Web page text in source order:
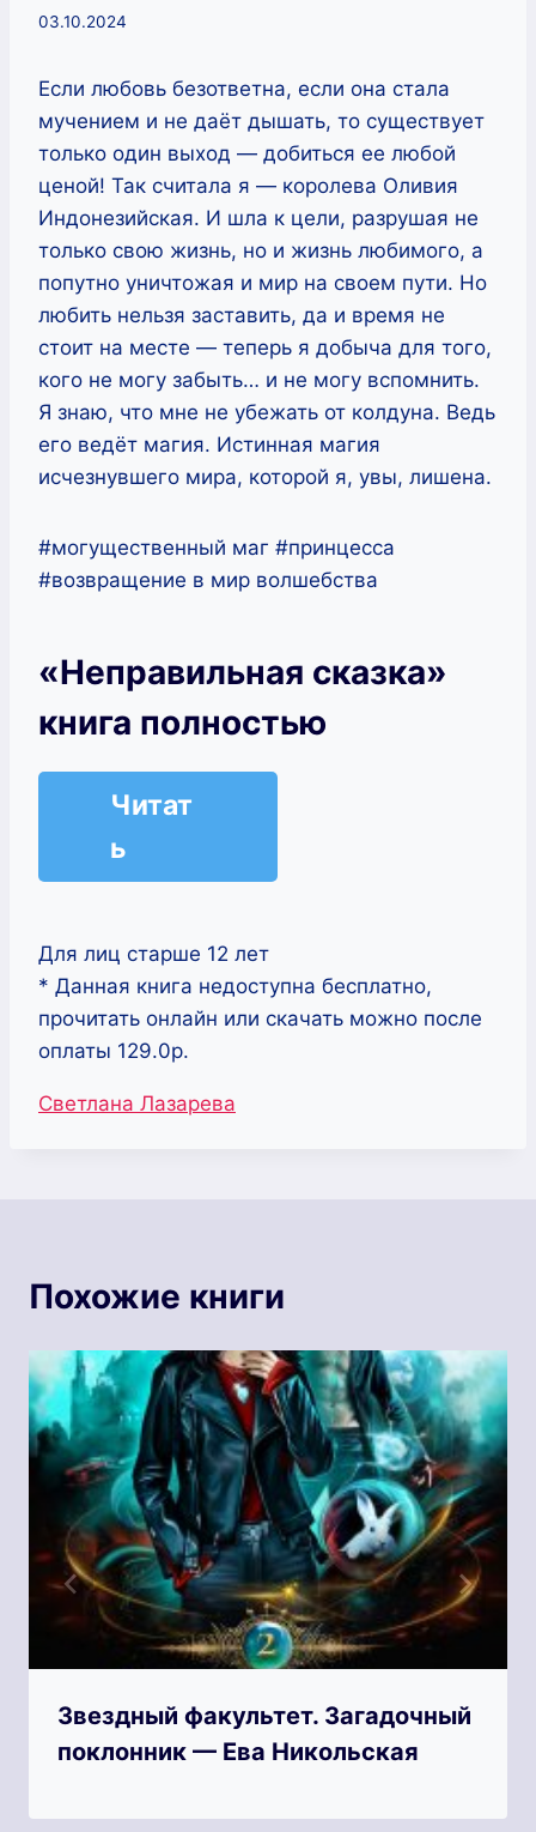
03.10.2024
Если любовь безответна, если она стала
мучением и не даёт дышать, то существует
только один выход — добиться ее любой
ценой! Так считала я — королева Оливия
Индонезийская. И шла к цели, разрушая не
только свою жизнь, но и жизнь любимого, а
попутно уничтожая и мир на своем пути. Но
любить нельзя заставить, да и время не
стоит на месте — теперь я добыча для того,
кого не могу забыть… и не могу вспомнить.
Я знаю, что мне не убежать от колдуна. Ведь
его ведёт магия. Истинная магия
исчезнувшего мира, которой я, увы, лишена.
#могущественный маг #принцесса
#возвращение в мир волшебства
«Неправильная сказка»
книга полностью
Читат
ь
Для лиц старше 12 лет
* Данная книга недоступна бесплатно,
прочитать онлайн или скачать можно после
оплаты 129.0р.
Метки
Светлана Лазарева
Похожие книги
Звездный факультет. Загадочный
поклонник — Ева Никольская